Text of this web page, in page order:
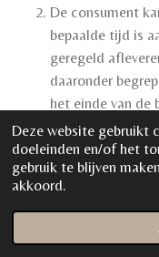
Deze website gebruikt
doeleinden en/of het
gebruik te blijven
akkoord.
De consument
bepaalde tijd is
geregeld
daaronder
het einde van de
inachtneming
hoogste één
De consument
overeenkomsten:
te allen tijde